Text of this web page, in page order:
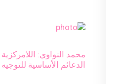
محمد النواوي:
الدعائم الأساسية للتوجيه